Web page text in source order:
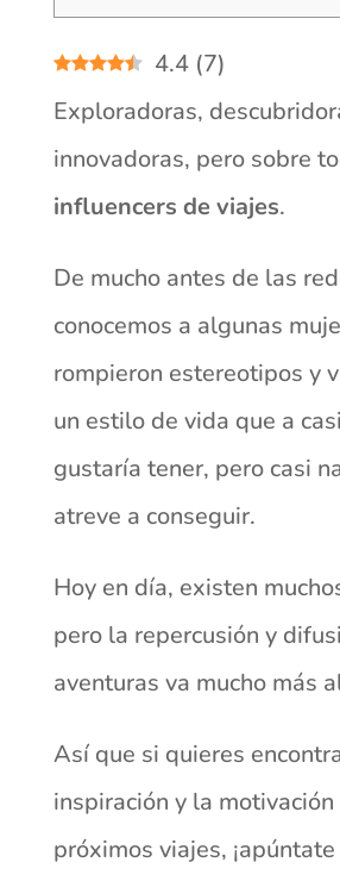
4.4 (7)
Exploradoras,
innovadoras, pero sobre
influencers de viajes.
De mucho antes de las
conocemos a algunas
rompieron estereotipos y
un estilo de vida que a
gustaría tener, pero casi
atreve a conseguir.
Hoy en día, existen
pero la repercusión y
aventuras va mucho más
Así que si quieres
inspiración y la
próximos viajes,